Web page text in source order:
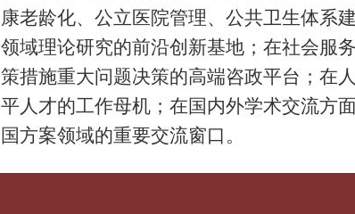
康老龄化、公立医院管理、公共卫生体系
领域理论研究的前沿创新基地；在社会服
策措施重大问题决策的高端咨政平台；在
平人才的工作母机；在国内外学术交流方
国方案领域的重要交流窗口。